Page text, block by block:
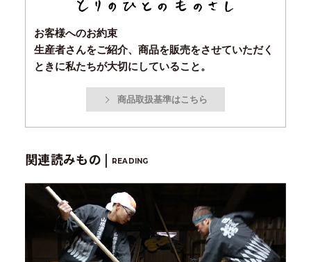
お客様へのお約束
生産者さんをご紹介、商品を販売をさせていただく
ときに私たちが大切にしていること。
商品取扱基準はこちら
関連読みもの | READING